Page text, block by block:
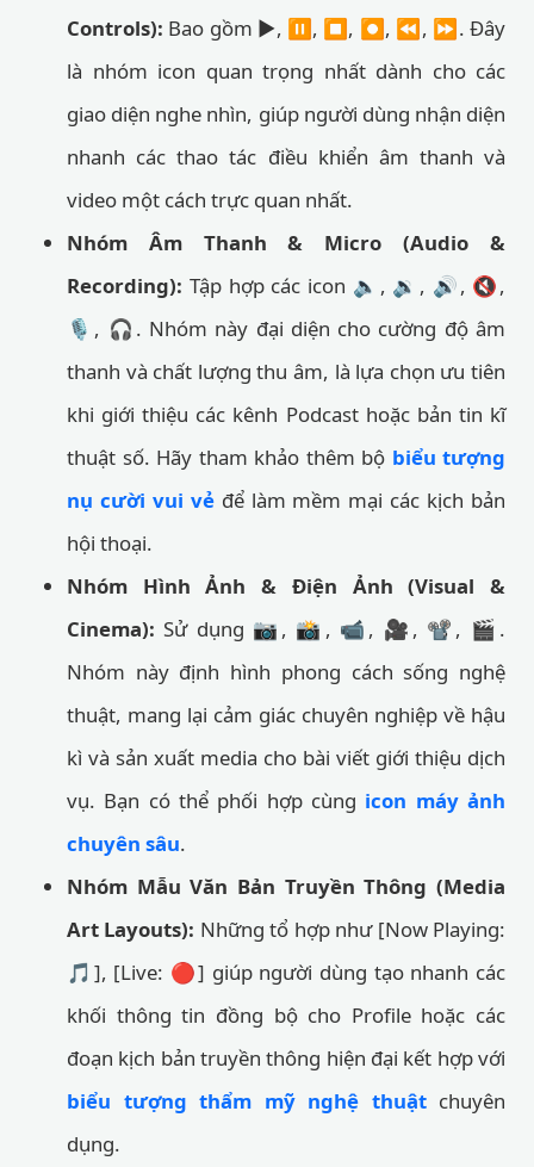
Controls): Bao gồm ▶️, ⏸️, ⏹️, ⏺️, ⏪, ⏩. Đây
là nhóm icon quan trọng nhất dành cho các
giao diện nghe nhìn, giúp người dùng nhận diện
nhanh các thao tác điều khiển âm thanh và
video một cách trực quan nhất.
Nhóm Âm Thanh & Micro (Audio &
Recording): Tập hợp các icon 🔈, 🔉, 🔊, 🔇,
🎙️, 🎧. Nhóm này đại diện cho cường độ âm
thanh và chất lượng thu âm, là lựa chọn ưu tiên
khi giới thiệu các kênh Podcast hoặc bản tin kĩ
thuật số. Hãy tham khảo thêm bộ biểu tượng
nụ cười vui vẻđể làm mềm mại các kịch bản
hội thoại.
Nhóm Hình Ảnh & Điện Ảnh (Visual &
Cinema): Sử dụng 📷, 📸, 📹, 🎥, 📽️, 🎬.
Nhóm này định hình phong cách sống nghệ
thuật, mang lại cảm giác chuyên nghiệp về hậu
kì và sản xuất media cho bài viết giới thiệu dịch
vụ. Bạn có thể phối hợp cùng icon máy ảnh
chuyên sâu.
Nhóm Mẫu Văn Bản Truyền Thông (Media
Art Layouts): Những tổ hợp như [Now Playing:
🎵], [Live: 🔴] giúp người dùng tạo nhanh các
khối thông tin đồng bộ cho Profile hoặc các
đoạn kịch bản truyền thông hiện đại kết hợp với
biểu tượng thẩm mỹ nghệ thuậtchuyên
dụng.